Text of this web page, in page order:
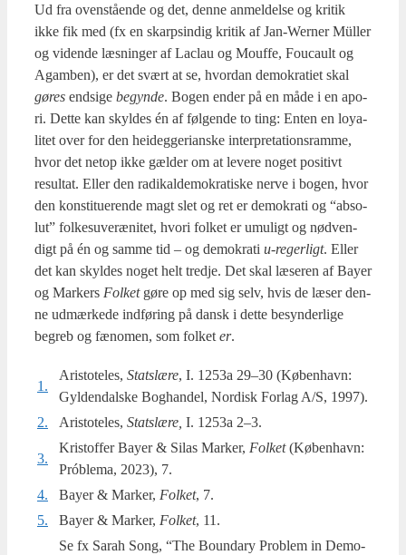
Ud fra oven­stå­en­de og det, den­ne anmel­del­se og kri­tik
ikke fik med (fx en skar­psin­dig kri­tik af Jan-Wer­ner Mül­ler
og viden­de læs­nin­ger af Laclau og Mouf­fe, Foucault og
Agam­ben), er det svært at se, hvor­dan demo­kra­ti­et skal
gøres end­si­ge begyn­de. Bogen ender på en måde i en apo­
ri. Det­te kan skyl­des én af føl­gen­de to ting: Enten en loy­a­
li­tet over for den hei­deg­ge­ri­an­ske inter­pre­ta­tions­ram­me,
hvor det net­op ikke gæl­der om at leve­re noget posi­tivt
resul­tat. Eller den radi­kal­de­mo­kra­ti­ske ner­ve i bogen, hvor
den kon­sti­tu­e­ren­de magt slet og ret er demo­kra­ti og “abso­
lut” fol­kes­u­veræ­ni­tet, hvori fol­ket er umu­ligt og nød­ven­
digt på én og sam­me tid – og demo­kra­ti u‑regerligt. Eller
det kan skyl­des noget helt tred­je. Det skal læse­ren af Bay­er
og Mar­kers Fol­ketgøre op med sig selv, hvis de læser den­
ne udmær­ke­de ind­fø­ring på dansk i det­te besyn­der­li­ge
begreb og fæno­men, som fol­keter.
1.
Aristoteles, Statslæ­re, I. 1253a 29–30 (Køben­havn:
Gyl­den­dal­ske Bog­han­del, Nor­disk For­lag A/S, 1997).
2.
Aristoteles, Statslæ­re, I. 1253a 2–3.
3.
Kristoffer Bay­er & Silas Mar­ker, Fol­ket(Køben­havn:
Próble­ma, 2023), 7.
4.
Bayer & Mar­ker, Fol­ket, 7.
5.
Bayer & Mar­ker, Fol­ket, 11.
Se fx Sarah Song, “The Boun­dary Pro­blem in Demo­